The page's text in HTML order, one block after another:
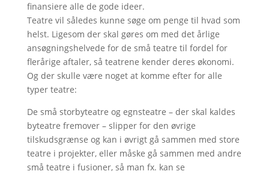
finansiere alle de gode ideer.
Teatre vil således kunne søge om penge til hvad som
helst. Ligesom der skal gøres om med det årlige
ansøgningshelvede for de små teatre til fordel for
flerårige aftaler, så teatrene kender deres økonomi.
Og der skulle være noget at komme efter for alle
typer teatre:
De små storbyteatre og egnsteatre – der skal kaldes
byteatre fremover – slipper for den øvrige
tilskudsgrænse og kan i øvrigt gå sammen med store
teatre i projekter, eller måske gå sammen med andre
små teatre i fusioner, så man fx. kan se